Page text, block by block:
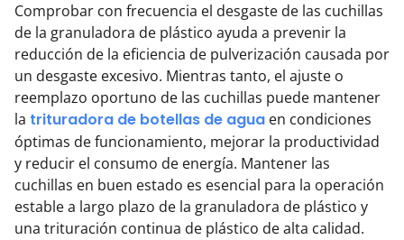
Comprobar con frecuencia el desgaste de las cuchillas
de la granuladora de plástico ayuda a prevenir la
reducción de la eficiencia de pulverización causada por
un desgaste excesivo. Mientras tanto, el ajuste o
reemplazo oportuno de las cuchillas puede mantener
la trituradora de botellas de agua en condiciones
óptimas de funcionamiento, mejorar la productividad
y reducir el consumo de energía. Mantener las
cuchillas en buen estado es esencial para la operación
estable a largo plazo de la granuladora de plástico y
una trituración continua de plástico de alta calidad.